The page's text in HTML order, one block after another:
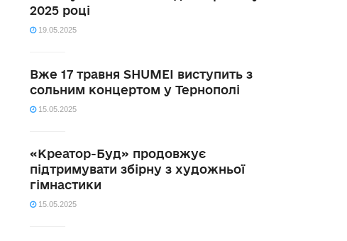
2025 році
19.05.2025
Вже 17 травня SHUMEI виступить з
сольним концертом у Тернополі
15.05.2025
«Креатор-Буд» продовжує
підтримувати збірну з художньої
гімнастики
15.05.2025